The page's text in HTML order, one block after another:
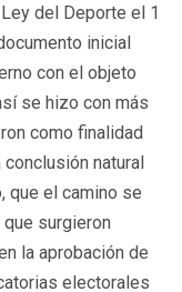
del Deporte el 1
inicial
con el objeto
se hizo con más
como finalidad
natural
que el camino se
surgieron
la aprobación de
electorales